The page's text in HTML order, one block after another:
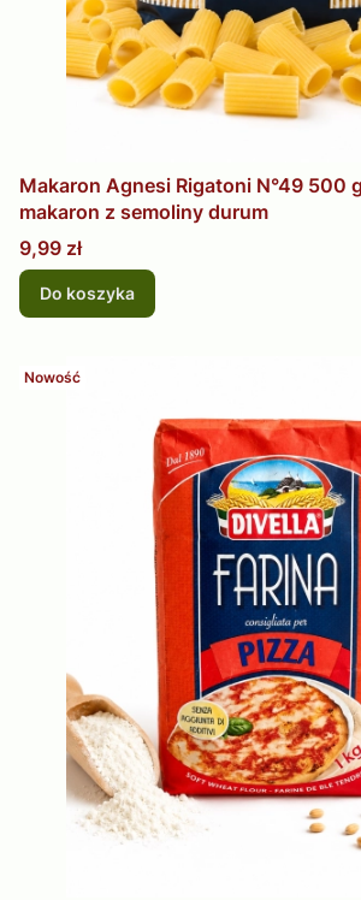
Makaron Agnesi Rigatoni N°49 500
makaron z semoliny durum
Cena
9,99 zł
Do koszyka
Nowość